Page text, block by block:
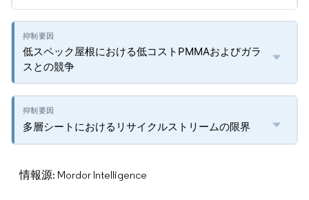
低スペック屋根における低コストPMMAおよびガラ
スとの競争
多層シートにおけるリサイクルストリームの限界
情報源: Mordor Intelligence